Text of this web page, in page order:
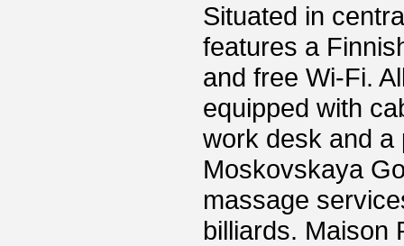
Situated in
features a
and free Wi-Fi.
equipped with
work desk and a
Moskovskaya
massage
billiards. Maison